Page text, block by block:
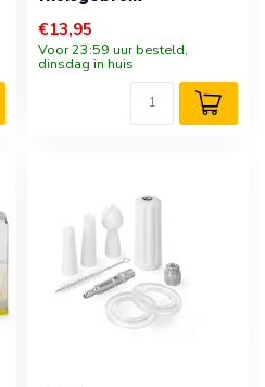
€13,95
Voor 23:59 uur besteld,
dinsdag in huis